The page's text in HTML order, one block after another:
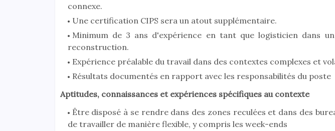
connexe.
Une certification CIPS sera un atout supplémentaire.
Minimum de 3 ans d'expérience en tant que logisticien dans
reconstruction.
Expérience préalable du travail dans des contextes complexes et
Résultats documentés en rapport avec les responsabilités du poste
Aptitudes, connaissances et expériences spécifiques au contexte
Être disposé à se rendre dans des zones reculées et dans des
de travailler de manière flexible, y compris les week-ends